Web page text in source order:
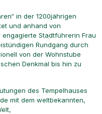
in der 1200jährigen
und anhand von
Stadtführerin Frau
Rundgang durch
von der Wohnstube
Denkmal bis hin zu
des Tempelhauses
mit dem weltbekannten,